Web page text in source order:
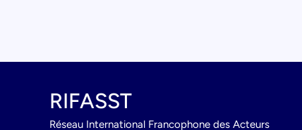
RIFASST
Réseau International Francophone des Acteurs